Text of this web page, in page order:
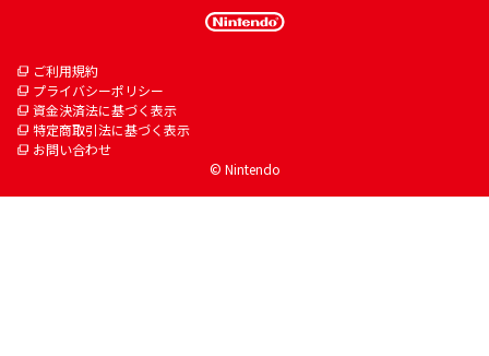
ご利用規約
プライバシーポリシー
資金決済法に基づく表示
特定商取引法に基づく表示
お問い合わせ
© Nintendo